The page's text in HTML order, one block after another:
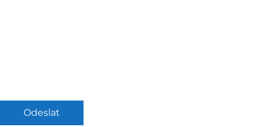
Odeslat